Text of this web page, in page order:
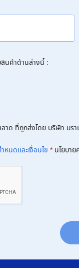
สินค้าด้านล่างนี้ :
ด ที่ถูกส่งโดย บริษัท บร
หนดและเงื่อนไข * นโยบา